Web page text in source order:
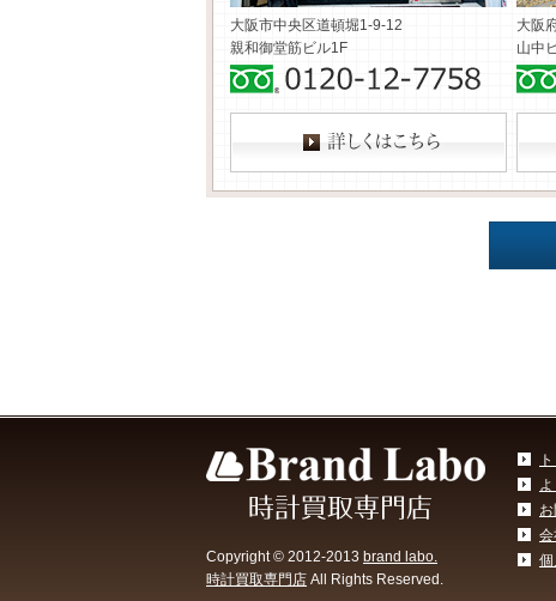
大阪市中央区道頓堀1-9-12
親和御堂筋ビル1F
大阪
山中
Copyright © 2012-2013 brand labo.
時計買取専門店 All Rights Reserved.